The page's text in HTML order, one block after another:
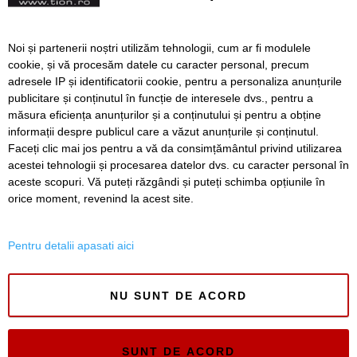
Se aplică marcajele rutiere
la Coșava. Alte lucrări pe
drumurile naționale din
vestul țării în această
săptămână
Înapoi Înainte
SERVICII Redactia
Folosinta Cookie-urilor
Noi și partenerii noștri utilizăm tehnologii, cum ar fi modulele
cookie, și vă procesăm datele cu caracter personal, precum
adresele IP și identificatorii cookie, pentru a personaliza anunțurile
publicitare și conținutul în funcție de interesele dvs., pentru a
măsura eficiența anunțurilor și a conținutului și pentru a obține
informații despre publicul care a văzut anunțurile și conținutul.
Faceți clic mai jos pentru a vă da consimțământul privind utilizarea
acestei tehnologii și procesarea datelor dvs. cu caracter personal în
aceste scopuri. Vă puteți răzgândi și puteți schimba opțiunile în
orice moment, revenind la acest site.
Pentru detalii apasati aici
NU SUNT DE ACORD
SUNT DE ACORD